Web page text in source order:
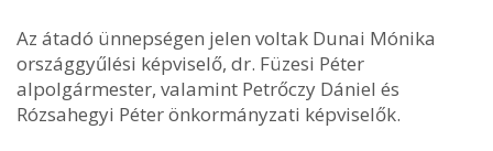
Az átadó ünnepségen jelen voltak Dunai Mónika
országgyűlési képviselő, dr. Füzesi Péter
alpolgármester, valamint Petrőczy Dániel és
Rózsahegyi Péter önkormányzati képviselők.